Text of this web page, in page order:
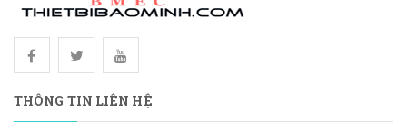
THÔNG TIN LIÊN HỆ